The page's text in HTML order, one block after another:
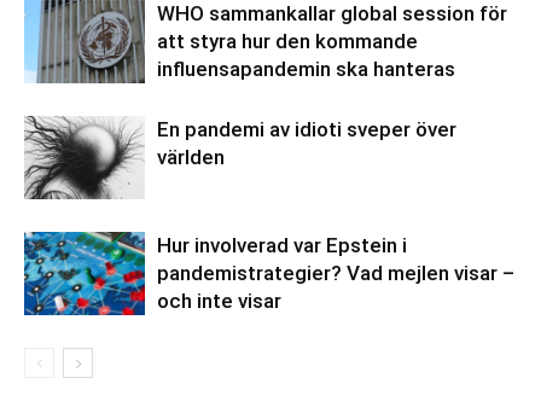
WHO sammankallar global session för
att styra hur den kommande
influensapandemin ska hanteras
En pandemi av idioti sveper över
världen
Hur involverad var Epstein i
pandemistrategier? Vad mejlen visar –
och inte visar